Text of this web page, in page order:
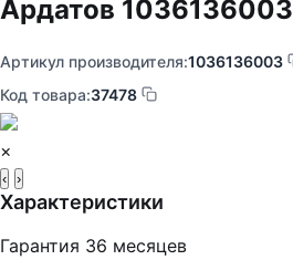
Ардатов 1036136003
Артикул производителя:1036136003
Код товара:37478
×
‹ ›
Характеристики
Гарантия 36 месяцев